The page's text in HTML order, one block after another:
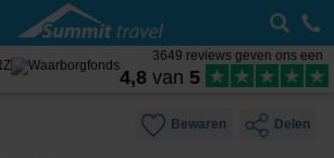
3649 reviews geven ons een
4,8 van 5
Bewaren Delen